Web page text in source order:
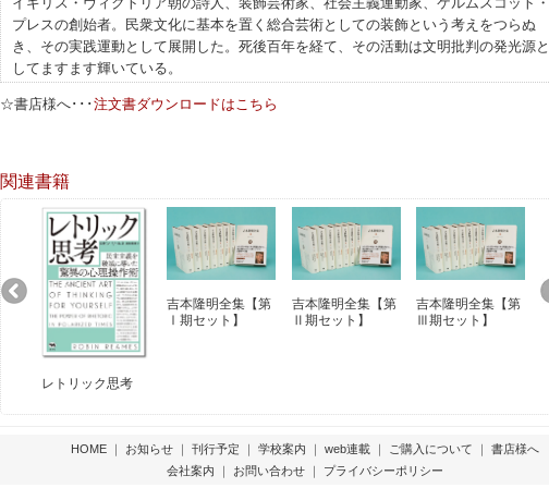
プレスの創始者。民衆文化に基本を置く総合芸術としての装飾という考えをつらぬ
き、その実践運動として展開した。死後百年を経て、その活動は文明批判の発光源と
してますます輝いている。
☆書店様へ･･･注文書ダウンロードはこちら
関連書籍
レトリック思考
吉本隆明全集【第
Ⅰ期セット】
吉本隆明全集【第
Ⅱ期セット】
吉本隆明全集【第
Ⅲ期セット】
HOME ｜ お知らせ ｜ 刊行予定 ｜ 学校案内 ｜ web連載 ｜ ご購入について ｜ 書店様へ
会社案内 ｜ お問い合わせ ｜ プライバシーポリシー